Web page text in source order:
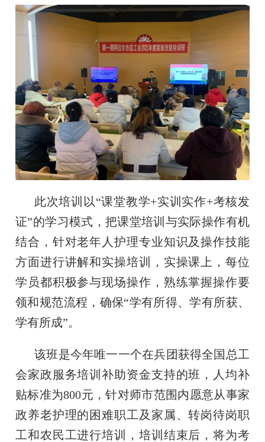
此次培训以“课堂教学+实训实作+考核发
证”的学习模式，把课堂培训与实际操作有机
结合，针对老年人护理专业知识及操作技能
方面进行讲解和实操培训，实操课上，每位
学员都积极参与现场操作，熟练掌握操作要
领和规范流程，确保“学有所得、学有所获、
学有所成”。
该班是今年唯一一个在兵团获得全国总工
会家政服务培训补助资金支持的班，人均补
贴标准为800元，针对师市范围内愿意从事家
政养老护理的困难职工及家属、转岗待岗职
工和农民工进行培训，培训结束后，将为考